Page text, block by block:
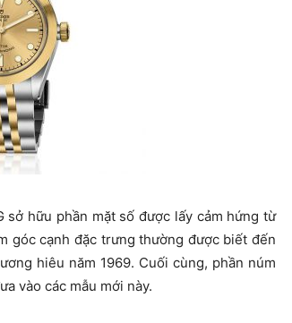
sở hữu phần mặt số được lấy cảm hứng từ
góc cạnh đặc trưng thường được biết đến
hiêu năm 1969. Cuối cùng, phần núm
vào các mẫu mới này.